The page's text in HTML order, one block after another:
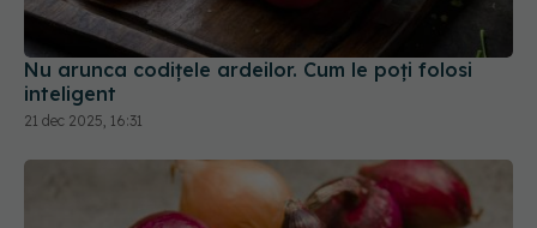
Nu arunca codițele ardeilor. Cum le poți folosi
inteligent
21 dec 2025, 16:31